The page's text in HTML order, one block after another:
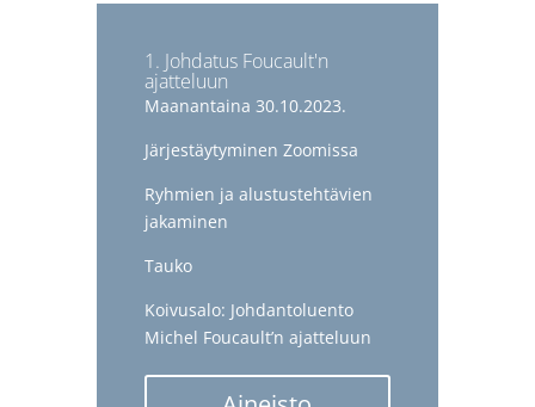
1. Johdatus Foucault'n
ajatteluun
Maanantaina 30.10.2023.
Järjestäytyminen Zoomissa
Ryhmien ja alustustehtävien
jakaminen
Tauko
Koivusalo: Johdantoluento
Michel Foucault’n ajatteluun